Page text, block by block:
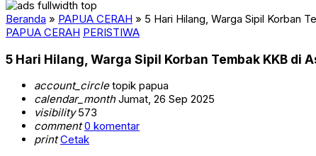
Beranda » PAPUA CERAH » 5 Hari Hilang, Warga Sipil Korban
PAPUA CERAH PERISTIWA
5 Hari Hilang, Warga Sipil Korban Tembak KKB di
account_circletopik papua
calendar_monthJumat, 26 Sep 2025
visibility573
comment 0 komentar
print Cetak